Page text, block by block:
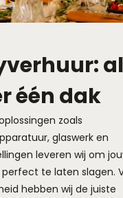
één dak
zoals
glaswerk en
leveren wij om
te laten slagen.
hebben wij de juiste